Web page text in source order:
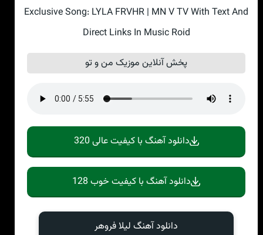
Exclusive Song: LYLA FRVHR | MN V TV With Text And
Direct Links In Music Roid
پخش آنلاین موزیک من و تو
دانلود آهنگ با کیفیت عالی 320
دانلود آهنگ با کیفیت خوب 128
دانلود آهنگ لیلا فروهر